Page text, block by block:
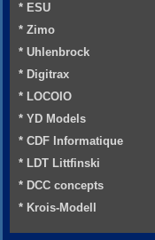
* ESU
* Zimo
* Uhlenbrock
* Digitrax
* LOCOIO
* YD Models
* CDF Informatique
* LDT Littfinski
* DCC concepts
* Krois-Modell